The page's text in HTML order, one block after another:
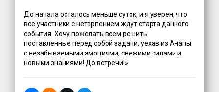
До начала осталось меньше суток, и я уверен, что
все участники с нетерпением ждут старта данного
события. Хочу пожелать всем решить
поставленные перед собой задачи, уехав из Анапы
с незабываемыми эмоциями, свежими силами и
новыми знаниями! До встречи!»